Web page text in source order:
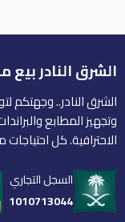
الشرق النادر
الشرق النادر.. وجهتكم
وتجهيز المطابع
الاحترافية. كل
السجل التجاري
1010713044